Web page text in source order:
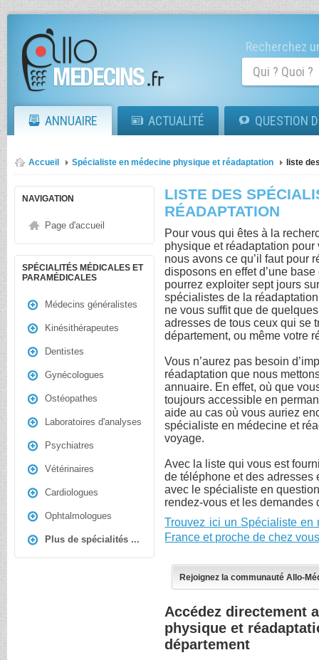
Recherchez
ANNUAIRE ACTUALITÉ QUESTION
Accueil Spécialiste en médecine physique et réadaptation liste
NAVIGATION
Page d'accueil
SPÉCIALITÉS MÉDICALES ET
PARAMÉDICALES
Médecins généralistes
Kinésithérapeutes
Dentistes
Gynécologues
Ostéopathes
Laboratoires d'analyses
Psychiatres
Vétérinaires
Cardiologues
Ophtalmologues
Plus de spécialités ...
LISTE DES
RÉADAPTATION
Pour vous qui êtes à la
physique et réadaptation
nous avons ce qu’il faut pour
disposons en effet d’une
pourrez exploiter sept jours
spécialistes de la
ne vous suffit que de
adresses de tous ceux qui se
département, ou même votre
Vous n’aurez pas besoin
réadaptation que nous
annuaire. En effet, où que
toujours accessible en
aide au cas où vous auriez
spécialiste en médecine et
voyage.
Avec la liste qui vous est
de téléphone et des adresses
avec le spécialiste en
rendez-vous et les
Trouvez ici un Spécialiste en
France et proche de chez
Rejoignez la communauté Allo-
Accédez directement
physique et
département